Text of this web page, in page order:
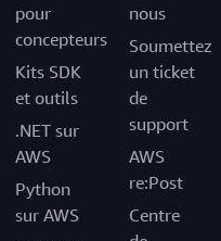
pour
concepteurs
Kits SDK
et outils
.NET sur
AWS
Python
sur AWS
nous
Soumettez
un ticket
de
support
AWS
re:Post
Centre